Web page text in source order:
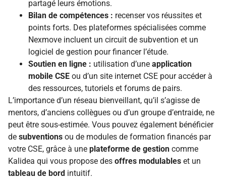
partagé leurs émotions.
Bilan de compétences : recenser vos réussites et
points forts. Des plateformes spécialisées comme
Nexmove incluent un circuit de subvention et un
logiciel de gestion pour financer l’étude.
Soutien en ligne : utilisation d’une application
mobile CSE ou d’un site internet CSE pour accéder à
des ressources, tutoriels et forums de pairs.
L’importance d’un réseau bienveillant, qu’il s’agisse de
mentors, d’anciens collègues ou d’un groupe d’entraide, ne
peut être sous-estimée. Vous pouvez également bénéficier
de subventions ou de modules de formation financés par
votre CSE, grâce à une plateforme de gestion comme
Kalidea qui vous propose des offres modulables et un
tableau de bord intuitif.